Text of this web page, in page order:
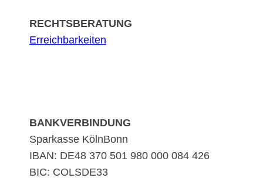
RECHTSBERATUNG
Erreichbarkeiten
BANKVERBINDUNG
Sparkasse KölnBonn
IBAN: DE48 370 501 980 000 084 426
BIC: COLSDE33